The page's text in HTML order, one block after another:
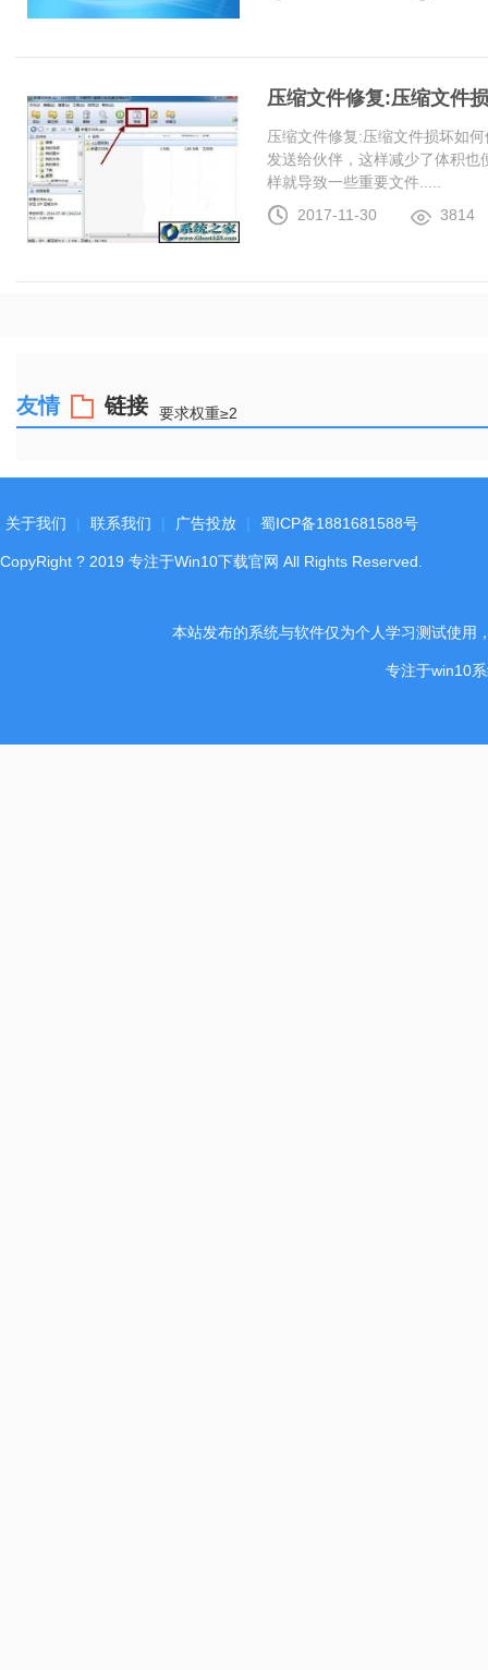
压缩文件修复:压缩文件
压缩文件修复:压缩文件损坏如
发送给伙伴，这样减少了体积
样就导致一些重要文件.....
2017-11-30
3814
友情 链接 要求权重≥2
关于我们 联系我们 广告投放 蜀ICP备1881681588号
CopyRight ? 2019 专注于Win10下载官网 All Rights Reserved.
本站发布的系统与软件仅为个人学习测试使用
专注于win10